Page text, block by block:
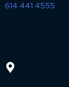
614 441 4555